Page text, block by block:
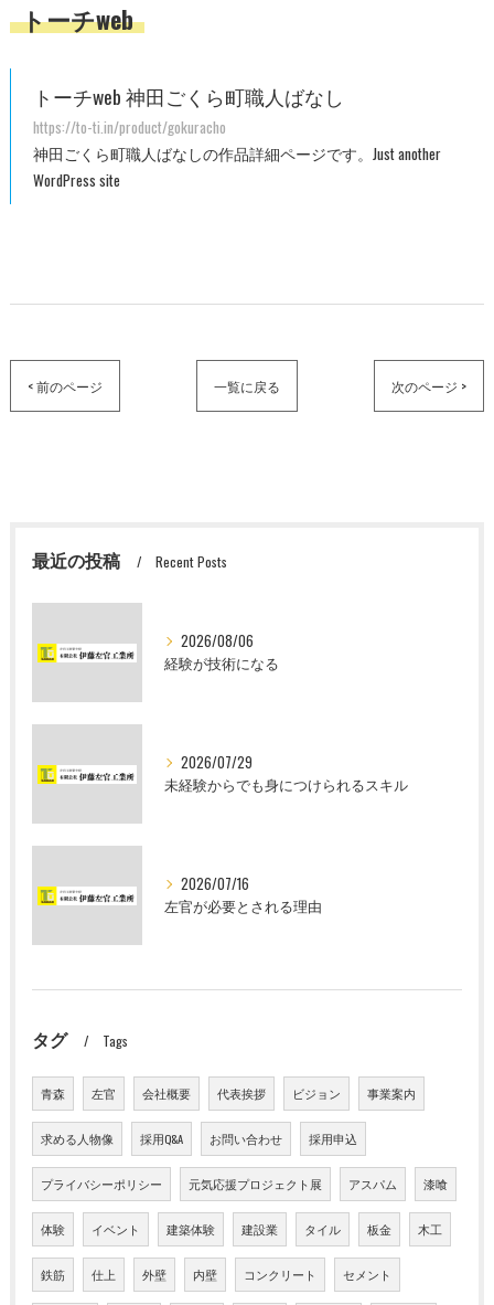
トーチweb
トーチweb 神田ごくら町職人ばなし
https://to-ti.in/product/gokuracho
神田ごくら町職人ばなしの作品詳細ページです。Just another
WordPress site
< 前のページ 一覧に戻る 次のページ >
最近の投稿 Recent Posts
2026/08/06
経験が技術になる
2026/07/29
未経験からでも身につけられるスキル
2026/07/16
左官が必要とされる理由
タグ Tags
青森 左官 会社概要 代表挨拶 ビジョン 事業案内
求める人物像 採用Q&A お問い合わせ 採用申込
プライバシーポリシー 元気応援プロジェクト展 アスパム 漆喰
体験 イベント 建築体験 建設業 タイル 板金 木工
鉄筋 仕上 外壁 内壁 コンクリート セメント